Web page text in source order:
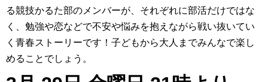
る競技かるた部のメンバーが、それぞれに部活だけではな
く、勉強や恋などで不安や悩みを抱えながら戦い抜いてい
く青春ストーリーです！子どもから大人までみんなで楽し
めることでしょう。